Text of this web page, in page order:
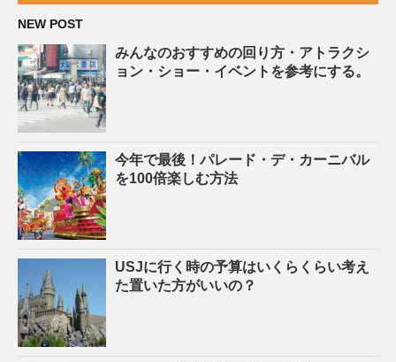
NEW POST
みんなのおすすめの回り方・アトラクシ
ョン・ショー・イベントを参考にする。
今年で最後！パレード・デ・カーニバル
を100倍楽しむ方法
USJに行く時の予算はいくらくらい考え
た置いた方がいいの？